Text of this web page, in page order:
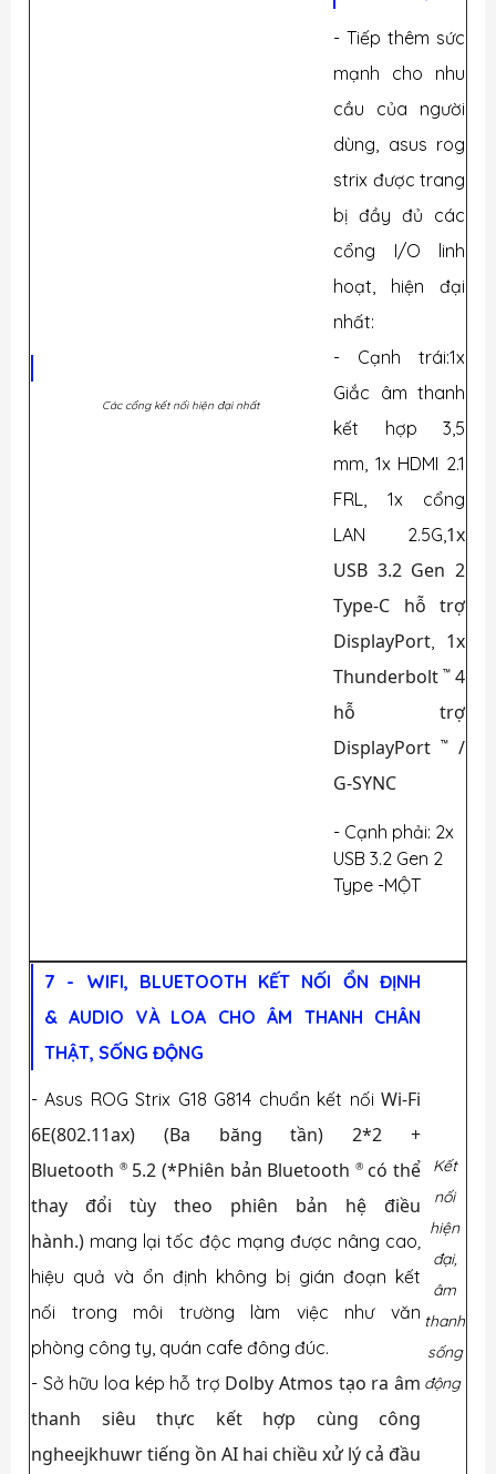
Các cổng kết nối hiện đại nhất
- Tiếp thêm sức
mạnh cho nhu
cầu của người
dùng, asus rog
strix được trang
bị đầy đủ các
cổng I/O linh
hoạt, hiện đại
nhất:
- Cạnh trái:1x
Giắc âm thanh
kết hợp 3,5
mm, 1x HDMI 2.1
FRL, 1x cổng
LAN 2.5G,1x
USB 3.2 Gen 2
Type-C hỗ trợ
DisplayPort, 1x
Thunderbolt ™ 4
hỗ trợ
DisplayPort
™
/
G-SYNC
- Cạnh phải: 2x
USB 3.2 Gen 2
Type -MỘT
7 - WIFI, BLUETOOTH KẾT NỐI ỔN ĐỊNH
& AUDIO VÀ LOA CHO ÂM THANH CHÂN
THẬT, SỐNG ĐỘNG
- Asus ROG Strix G18 G814 chuẩn kết nối Wi-Fi
6E(802.11ax) (Ba băng tần) 2*2 +
Bluetooth ®5.2 (*Phiên bản Bluetooth ®có thể
thay đổi tùy theo phiên bản hệ điều
hành.) mang lại tốc độc mạng được nâng cao,
hiệu quả và ổn định không bị gián đoạn kết
nối trong môi trường làm việc như văn
phòng công ty, quán cafe đông đúc.
- Sở hữu loa kép hỗ trợ Dolby Atmos tạo ra âm
thanh siêu thực kết hợp cùng công
ngheejkhuwr tiếng ồn AI hai chiều xử lý cả đầu
Kết
nối
hiện
đại,
âm
thanh
sống
động